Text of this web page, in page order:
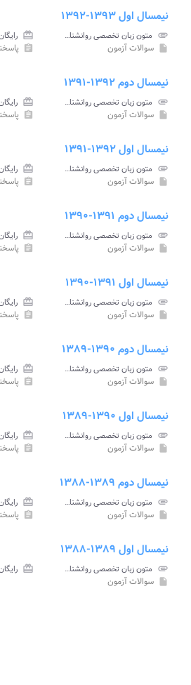
نیمسال اول ۱۳۹۳-۱۳۹۲
attachment متون زبان تخصصی روانشناسی و علوم تربیتی پیام نور card_giftcard
insert_drive_file سوالات آزمون assignment
نیمسال دوم ۱۳۹۲-۱۳۹۱
attachment متون زبان تخصصی روانشناسی و علوم تربیتی پیام نور card_giftcard
insert_drive_file سوالات آزمون assignment
نیمسال اول ۱۳۹۲-۱۳۹۱
attachment متون زبان تخصصی روانشناسی و علوم تربیتی پیام نور card_giftcard
insert_drive_file سوالات آزمون assignment
نیمسال دوم ۱۳۹۱-۱۳۹۰
attachment متون زبان تخصصی روانشناسی و علوم تربیتی پیام نور card_giftcard
insert_drive_file سوالات آزمون assignment
نیمسال اول ۱۳۹۱-۱۳۹۰
attachment متون زبان تخصصی روانشناسی و علوم تربیتی پیام نور card_giftcard
insert_drive_file سوالات آزمون assignment
نیمسال دوم ۱۳۹۰-۱۳۸۹
attachment متون زبان تخصصی روانشناسی و علوم تربیتی پیام نور card_giftcard
insert_drive_file سوالات آزمون assignment
نیمسال اول ۱۳۹۰-۱۳۸۹
attachment متون زبان تخصصی روانشناسی و علوم تربیتی پیام نور card_giftcard
insert_drive_file سوالات آزمون assignment
نیمسال دوم ۱۳۸۹-۱۳۸۸
attachment متون زبان تخصصی روانشناسی و علوم تربیتی پیام نور card_giftcard
insert_drive_file سوالات آزمون assignment
نیمسال اول ۱۳۸۹-۱۳۸۸
attachment متون زبان تخصصی روانشناسی و علوم تربیتی پیام نور card_giftcard
insert_drive_file سوالات آزمون